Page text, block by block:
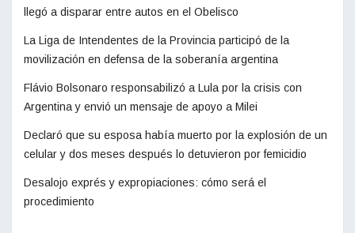
llegó a disparar entre autos en el Obelisco
La Liga de Intendentes de la Provincia participó de la
movilización en defensa de la soberanía argentina
Flávio Bolsonaro responsabilizó a Lula por la crisis con
Argentina y envió un mensaje de apoyo a Milei
Declaró que su esposa había muerto por la explosión de un
celular y dos meses después lo detuvieron por femicidio
Desalojo exprés y expropiaciones: cómo será el
procedimiento